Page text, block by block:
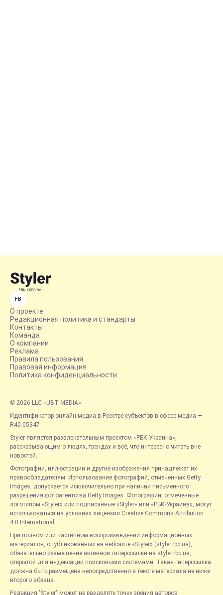
FB
О проекте
Редакционная политика и стандарты
Контакты
Команда
О компании
Реклама
Правила пользования
Правовая информация
Политика конфиденциальности
© 2026 LLC «UBT MEDIA»
Идентификатор онлайн-медиа в Реестре субъектов в сфере медиа —
R40-05347
Styler является развлекательным проектом «РБК-Украина»,
рассказывающим о людях, трендах и всё, что интересно читать вне
новостей.
Фотографии, иллюстрации и другие изображения принадлежат их
правообладателям. Использование фотографий, отмеченных Getty
Images, допускается исключительно при наличии письменного
разрешения фотоагентства Getty Images. Фотографии, отмеченные
логотипом «Styler» или подписанные «Styler» или «РБК-Украина», могут
использоваться на условиях лицензии Creative Commons Attribution
4.0 International.
При полном или частичном воспроизведении информационных
материалов, опубликованных на вебсайте «Styler» (styler.rbc.ua),
обязательно размещение активной гиперссылки на styler.rbc.ua,
открытой для индексации поисковыми системами. Такая гиперссылка
должна быть размещена непосредственно в тексте материала не ниже
второго абзаца.
Редакция "Styler" может не разделять точку зрения авторов